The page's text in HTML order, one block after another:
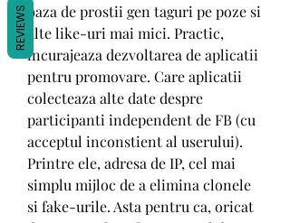
baza de prostii gen taguri pe poze si
alte like-uri mai mici. Practic,
incurajeaza dezvoltarea de aplicatii
pentru promovare. Care aplicatii
colecteaza alte date despre
participanti independent de FB (cu
acceptul inconstient al userului).
Printre ele, adresa de IP, cel mai
simplu mijloc de a elimina clonele
si fake-urile. Asta pentru ca, oricat
REVIEWS